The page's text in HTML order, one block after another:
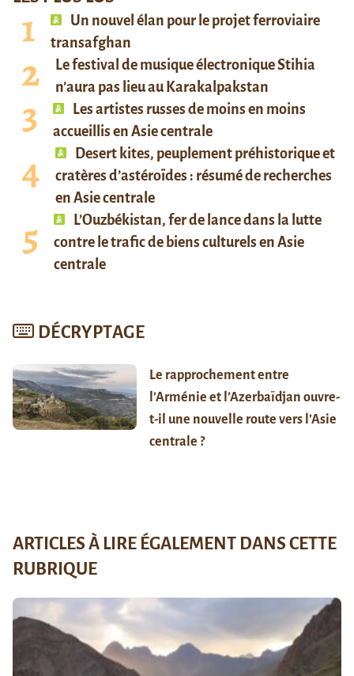
Un nouvel élan pour le projet ferroviaire
transafghan
Le festival de musique électronique Stihia
n’aura pas lieu au Karakalpakstan
Les artistes russes de moins en moins
accueillis en Asie centrale
Desert kites, peuplement préhistorique et
cratères d’astéroïdes : résumé de recherches
en Asie centrale
L’Ouzbékistan, fer de lance dans la lutte
contre le trafic de biens culturels en Asie
centrale
DÉCRYPTAGE
Le rapprochement entre
l’Arménie et l’Azerbaïdjan ouvre-
t-il une nouvelle route vers l’Asie
centrale ?
ARTICLES À LIRE ÉGALEMENT DANS CETTE
RUBRIQUE